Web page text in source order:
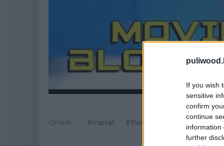
If you wish
sensitive
confirm
continue
information
further
Címkék: #marvel #thor #thor: